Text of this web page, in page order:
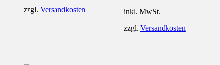
zzgl. Versandkosten
inkl. MwSt.
zzgl. Versandkosten